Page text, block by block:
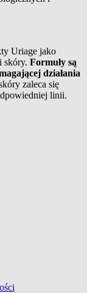
Uriage jako
skóry. Formuły są
działania
zaleca się
linii.